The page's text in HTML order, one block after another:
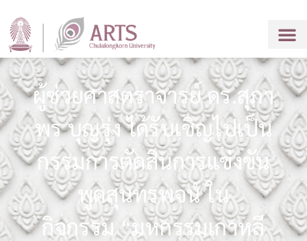
ผู้ช่วยศาสตราจารย์ ดร.สุภา
พร บุญรุ่ง ได้รับเชิญไปเป็น
กรรมการตัดสินการแข่งขัน
พูดสุนทรพจน์ ใน
กิจกรรม “มหกรรมเกาหลี